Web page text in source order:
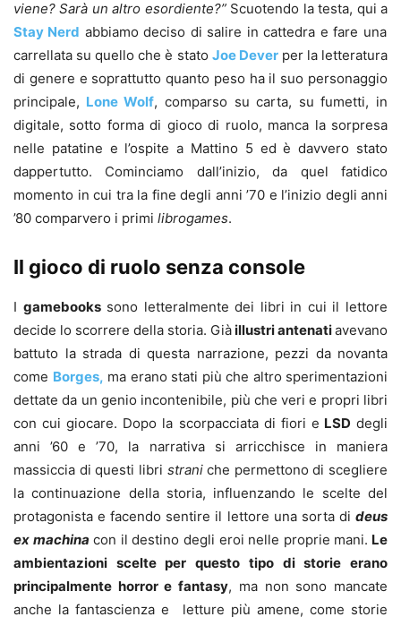
viene? Sarà un altro esordiente?” Scuotendo la testa, qui a
Stay Nerd abbiamo deciso di salire in cattedra e fare una
carrellata su quello che è stato Joe Deverper la letteratura
di genere e soprattutto quanto peso ha il suo personaggio
principale, Lone Wolf, comparso su carta, su fumetti, in
digitale, sotto forma di gioco di ruolo, manca la sorpresa
nelle patatine e l’ospite a Mattino 5 ed è davvero stato
dappertutto. Cominciamo dall’inizio, da quel fatidico
momento in cui tra la fine degli anni ’70 e l’inizio degli anni
’80 comparvero i primi librogames.
Il gioco di ruolo senza console
I gamebookssono letteralmente dei libri in cui il lettore
decide lo scorrere della storia. Giàillustri antenatiavevano
battuto la strada di questa narrazione, pezzi da novanta
come Borges, ma erano stati più che altro sperimentazioni
dettate da un genio incontenibile, più che veri e propri libri
con cui giocare. Dopo la scorpacciata di fiori e LSD degli
anni ’60 e ’70, la narrativa si arricchisce in maniera
massiccia di questi libri straniche permettono di scegliere
la continuazione della storia, influenzando le scelte del
protagonista e facendo sentire il lettore una sorta di deus
ex machina con il destino degli eroi nelle proprie mani. Le
ambientazioni scelte per questo tipo di storie erano
principalmente horror e fantasy, ma non sono mancate
anche la fantascienza e letture più amene, come storie